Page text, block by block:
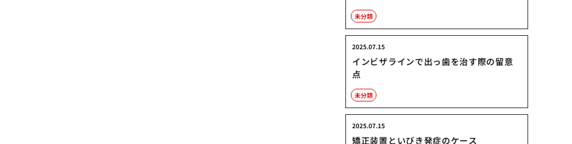
未分類
インビザラインで出っ歯を治す際の留意
点
2025.07.15
未分類
矯正装置といびき発症のケース
2025.07.15